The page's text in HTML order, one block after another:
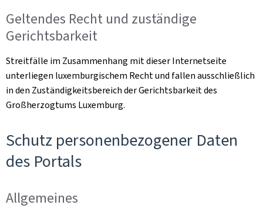
Geltendes Recht und zuständige
Gerichtsbarkeit
Streitfälle im Zusammenhang mit dieser Internetseite
unterliegen luxemburgischem Recht und fallen ausschließlich
in den Zuständigkeitsbereich der Gerichtsbarkeit des
Großherzogtums Luxemburg.
Schutz personenbezogener Daten
des Portals
Allgemeines